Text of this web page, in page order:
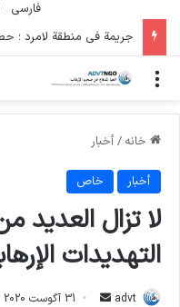
فارسی
منو
خانه / أخبار
أخبار خاص
لا تزال العديد
التهديدات
advt
ارسال 31 آگوست 2020